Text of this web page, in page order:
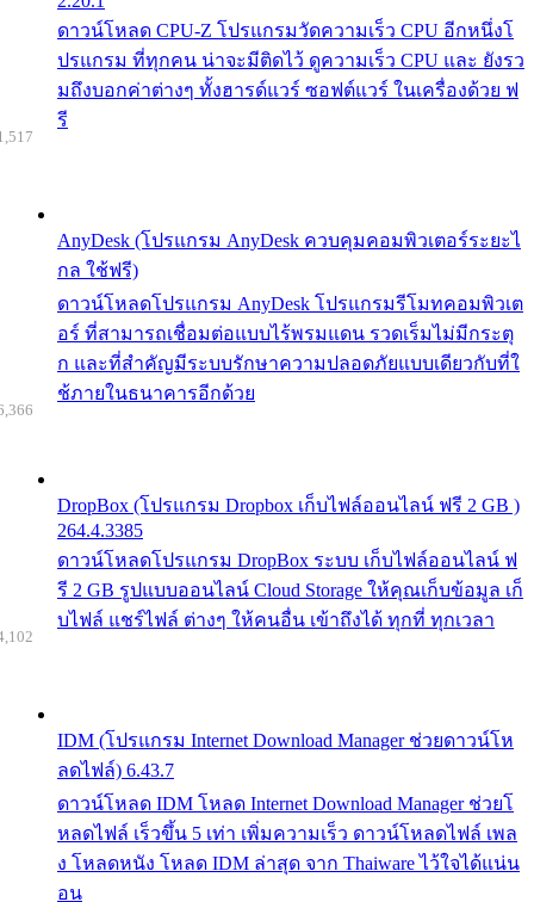
ดาวน์โหลด CPU-Z โปรแกรมวัดความเร็ว CPU อีกหนึ่งโ
ปรแกรม ที่ทุกคน น่าจะมีติดไว้ ดูความเร็ว CPU และ ยังรว
มถึงบอกค่าต่างๆ ทั้งฮารด์แวร์ ซอฟต์แวร์ ในเครื่องด้วย ฟ
รี
AnyDesk (โปรแกรม AnyDesk ควบคุมคอมพิวเตอร์ระยะไ
กล ใช้ฟรี)
ดาวน์โหลดโปรแกรม AnyDesk โปรแกรมรีโมทคอมพิวเต
อร์ ที่สามารถเชื่อมต่อแบบไร้พรมแดน รวดเร็มไม่มีกระตุ
ก และที่สำคัญมีระบบรักษาความปลอดภัยแบบเดียวกับที่ใ
ช้ภายในธนาคารอีกด้วย
DropBox (โปรแกรม Dropbox เก็บไฟล์ออนไลน์ ฟรี 2 GB )
264.4.3385
ดาวน์โหลดโปรแกรม DropBox ระบบ เก็บไฟล์ออนไลน์ ฟ
รี 2 GB รูปแบบออนไลน์ Cloud Storage ให้คุณเก็บข้อมูล เก็
บไฟล์ แชร์ไฟล์ ต่างๆ ให้คนอื่น เข้าถึงได้ ทุกที่ ทุกเวลา
IDM (โปรแกรม Internet Download Manager ช่วยดาวน์โห
ลดไฟล์) 6.43.7
ดาวน์โหลด IDM โหลด Internet Download Manager ช่วยโ
หลดไฟล์ เร็วขึ้น 5 เท่า เพิ่มความเร็ว ดาวน์โหลดไฟล์ เพล
ง โหลดหนัง โหลด IDM ล่าสุด จาก Thaiware ไว้ใจได้แน่น
อน